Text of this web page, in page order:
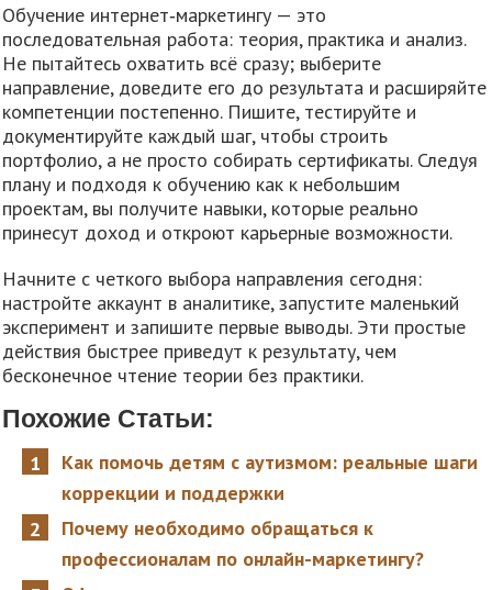
Обучение интернет‑маркетингу — это
последовательная работа: теория, практика и анализ.
Не пытайтесь охватить всё сразу; выберите
направление, доведите его до результата и расширяйте
компетенции постепенно. Пишите, тестируйте и
документируйте каждый шаг, чтобы строить
портфолио, а не просто собирать сертификаты. Следуя
плану и подходя к обучению как к небольшим
проектам, вы получите навыки, которые реально
принесут доход и откроют карьерные возможности.
Начните с четкого выбора направления сегодня:
настройте аккаунт в аналитике, запустите маленький
эксперимент и запишите первые выводы. Эти простые
действия быстрее приведут к результату, чем
бесконечное чтение теории без практики.
Похожие Статьи:
Как помочь детям с аутизмом: реальные шаги
коррекции и поддержки
Почему необходимо обращаться к
профессионалам по онлайн-маркетингу?